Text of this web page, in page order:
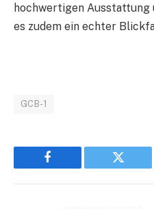
hochwertigen Ausstattung
es zudem ein echter
GCB-1
Facebook Twitter